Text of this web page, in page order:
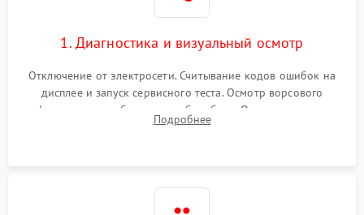
1. Диагностика и визуальный осмотр
Отключение от электросети. Считывание кодов ошибок на
дисплее и запуск сервисного теста. Осмотр ворсового
фильтра, теплообменника и барабана. Опрос клиента о
неисправностях (не сушит, не крутит барабан, сильно шумит
Подробнее